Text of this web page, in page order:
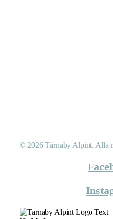
© 2026 Tärnaby Alpint.Alla